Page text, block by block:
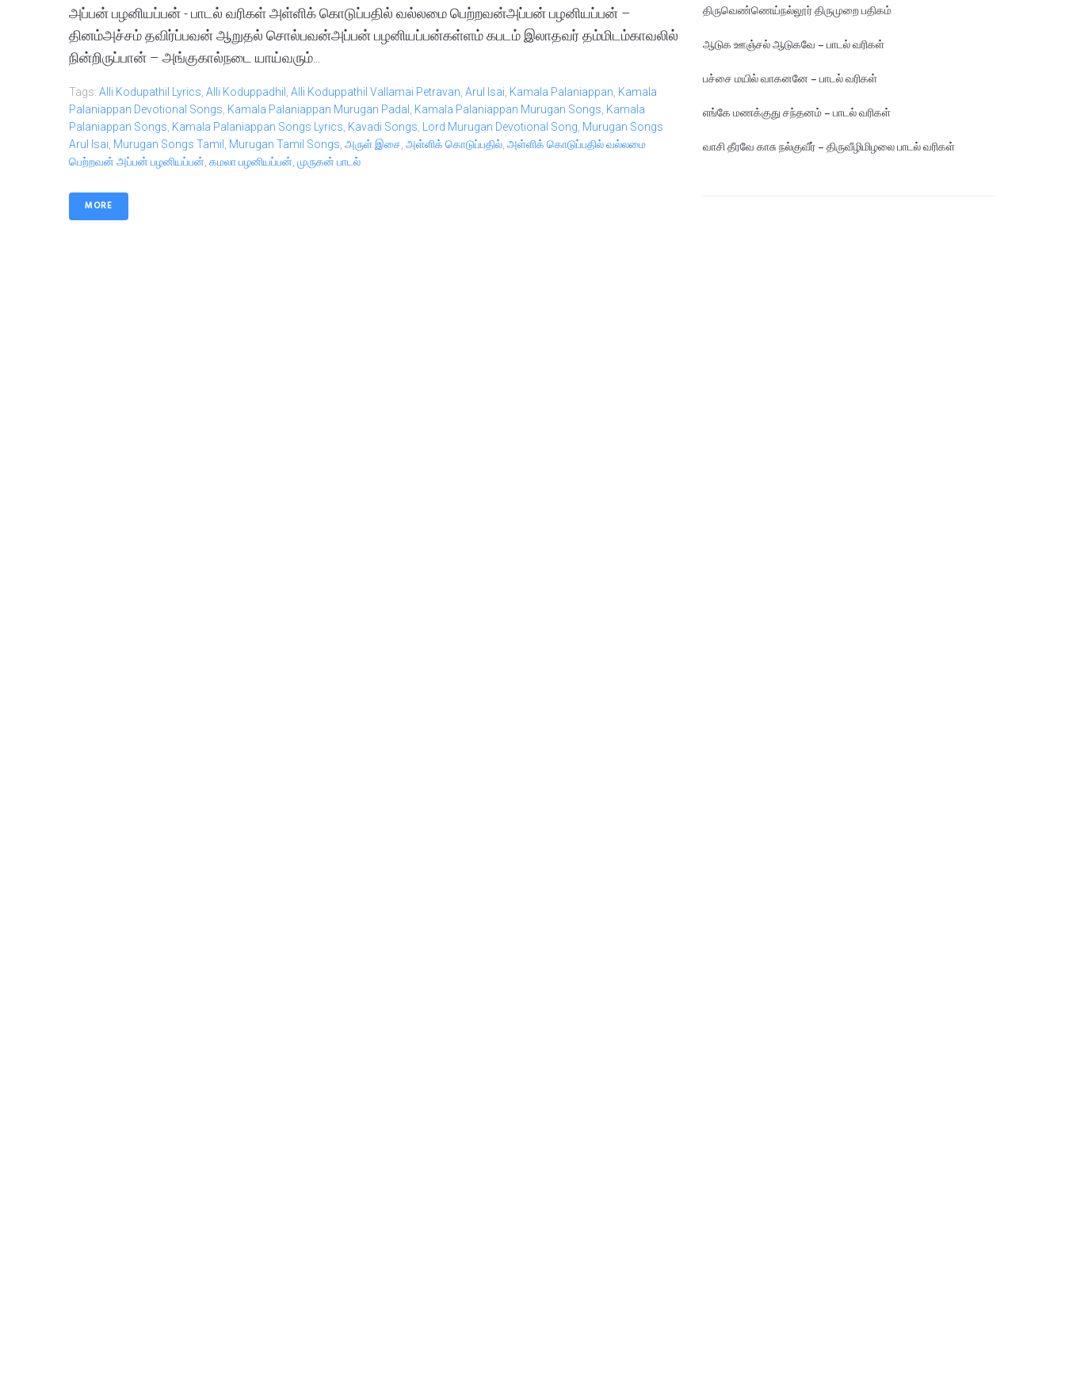
அப்பன் பழனியப்பன் - பாடல் வரிகள் அள்ளிக் கொடுப்பதில் வல்லமை பெற்றவன்அப்பன் பழனியப்பன் –
தினம்அச்சம் தவிர்ப்பவன் ஆறுதல் சொல்பவன்அப்பன் பழனியப்பன்கள்ளம் கபடம் இலாதவர் தம்மிடம்காவலில்
நின்றிருப்பான் – அங்குகால்நடை யாய்வரும்...
Tags: Alli Kodupathil Lyrics Alli Koduppadhil Alli Koduppathil Vallamai Petravan Arul Isai Kamala Palaniappan Kamala
Palaniappan Devotional Songs Kamala Palaniappan Murugan Padal Kamala Palaniappan Murugan Songs Kamala
Palaniappan Songs Kamala Palaniappan Songs Lyrics Kavadi Songs Lord Murugan Devotional Song Murugan Songs
Arul Isai Murugan Songs Tamil Murugan Tamil Songs அருள் இசை அள்ளிக் கொடுப்பதில் அள்ளிக் கொடுப்பதில் வல்லமை
பெற்றவன் அப்பன் பழனியப்பன் கமலா பழனியப்பன் முருகன் பாடல்
MORE
திருவெண்ணெய்நல்லூர் திருமுறை பதிகம்
ஆடுக ஊஞ்சல் ஆடுகவே – பாடல் வரிகள்
பச்சை மயில் வாகனனே – பாடல் வரிகள்
எங்கே மண‌க்குது சந்தனம் – பாடல் வரிகள்
வாசி தீரவே காசு நல்குவீர் – திருவீழிமிழலை பாடல் வரிகள்